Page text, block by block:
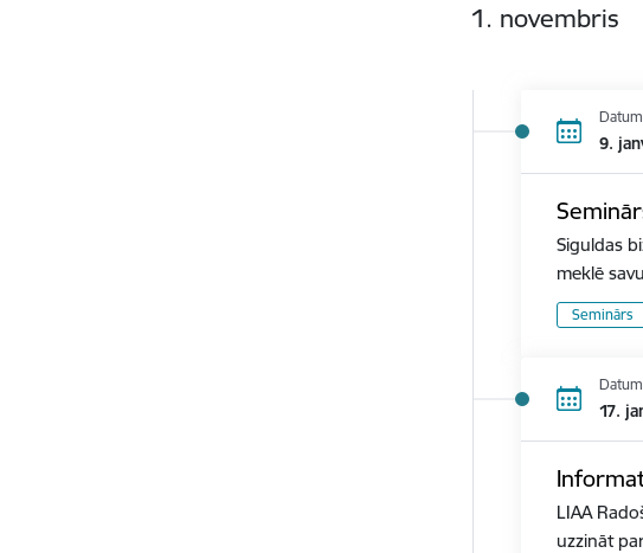
1. novembris
9.
Siguldas
meklē
Seminārs
17.
LIAA
uzzināt